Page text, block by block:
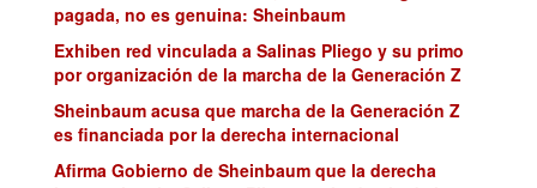
pagada, no es genuina: Sheinbaum
Exhiben red vinculada a Salinas Pliego y su primo
por organización de la marcha de la Generación Z
Sheinbaum acusa que marcha de la Generación Z
es financiada por la derecha internacional
Afirma Gobierno de Sheinbaum que la derecha